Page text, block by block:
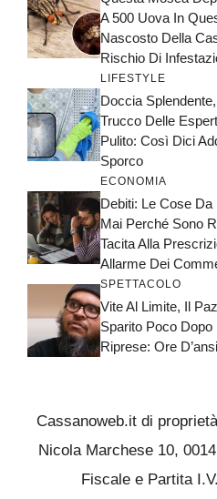
A 500 Uova In
Nascosto Della
Rischio Di
LIFESTYLE
Doccia
Trucco Delle
Pulito: Così Dici
Sporco
ECONOMIA
Debiti: Le Cose Da
Mai Perché Sono
Tacita Alla
Allarme Dei
SPETTACOLO
Vite Al Limite, Il
Sparito Poco Dopo
Riprese: Ore
Cassanoweb.it di
Nicola Marchese 10,
Fiscale e Partita